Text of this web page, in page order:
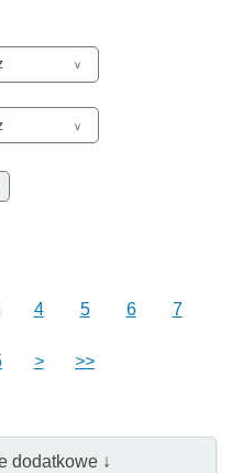
4 5 6 7
> >>
dodatkowe ↓